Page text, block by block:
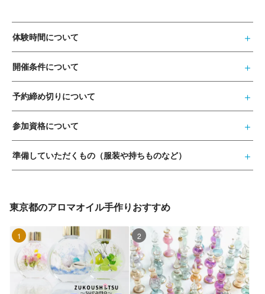
体験時間について
開催条件について
予約締め切りについて
参加資格について
準備していただくもの（服装や持ちものなど）
東京都のアロマオイル手作りおすすめ
1位 2位